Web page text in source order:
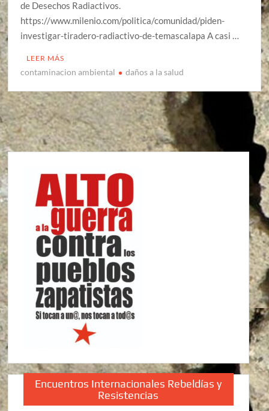
de Desechos Radiactivos.
https://www.milenio.com/politica/comunidad/piden-
investigar-tiradero-radiactivo-de-temascalapa A casi …
LEER MÁS
contaminacion ambiental daños a la salud
Encuentros Internacionales Rebeldías y
Resistencias